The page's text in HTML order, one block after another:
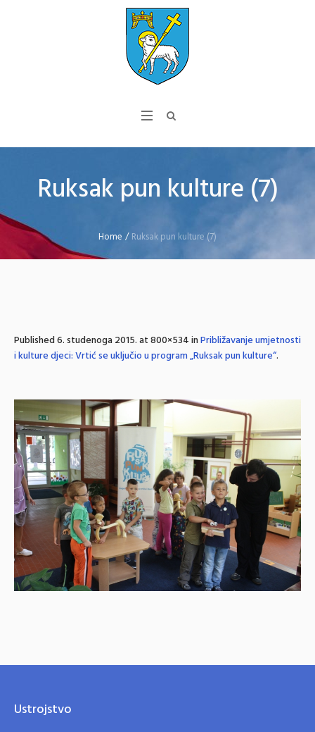
Ruksak pun kulture (7)
Home /Ruksak pun kulture (7)
Published6. studenoga 2015.at 800×534 inPribližavanje umjetnosti
i kulture djeci: Vrtić se uključio u program „Ruksak pun kulture“.
Ustrojstvo